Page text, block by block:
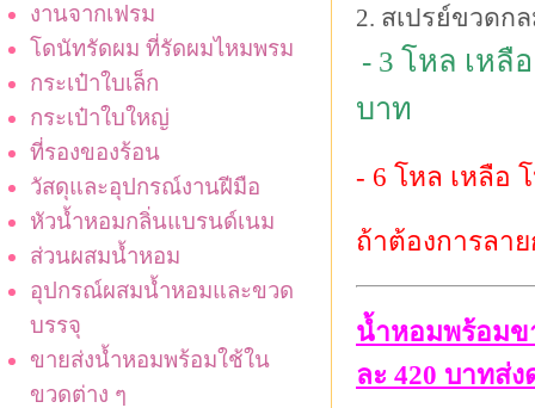
งานจากเฟรม
โดนัทรัดผม ที่รัดผมไหมพรม
กระเป๋าใบเล็ก
กระเป๋าใบใหญ่
ที่รองของร้อน
วัสดุและอุปกรณ์งานฝีมือ
หัวน้ำหอมกลิ่นแบรนด์เนม
ส่วนผสมน้ำหอม
อุปกรณ์ผสมน้ำหอมและขวด
บรรจุ
ขายส่งน้ำหอมพร้อมใช้ใน
ขวดต่าง ๆ
2. สเปรย์ขวดก
- 3 โหล เหลื
บาท
- 6 โหล เหลือ
ถ้าต้องการลา
น้ำหอมพร้อมข
ละ 420 บาทส่